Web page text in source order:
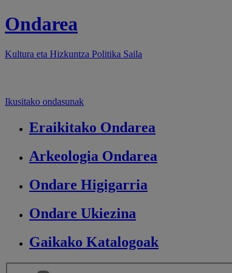
Ondarea
Kultura eta Hizkuntza Politika Saila
Ikusitako ondasunak
Eraikitako Ondarea
Arkeologia Ondarea
Ondare Higigarria
Ondare Ukiezina
Gaikako Katalogoak